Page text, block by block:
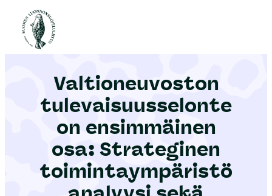
Etusivu
Valtioneuvoston
tulevaisuusselonte
on ensimmäinen
osa: Strateginen
toimintaympäristö